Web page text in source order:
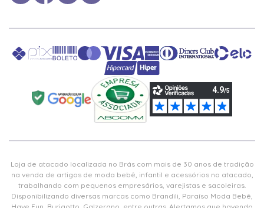
Loja de atacado localizada no Brás com mais de 30 anos de tradição
na venda de artigos de moda bebê, infantil e acessórios no atacado,
trabalhando com pequenos empresários, varejistas e sacoleiras.
Disponibilizando diversas marcas como Brandili, Paraíso Moda Bebê,